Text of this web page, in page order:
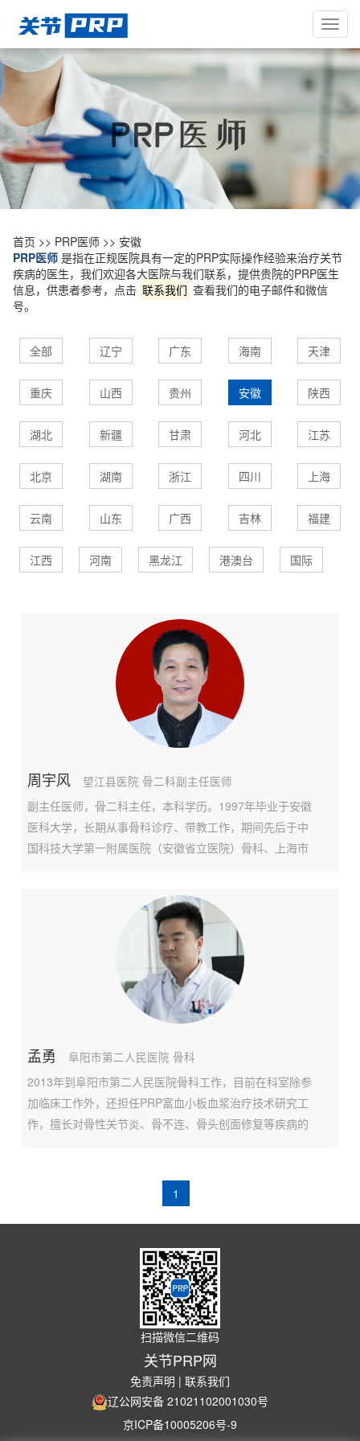
首页 >> PRP医师 >> 安徽
PRP医师 是指在正规医院具有一定的PRP实际操作经验来治疗关节
疾病的医生，我们欢迎各大医院与我们联系，提供贵院的PRP医生
信息，供患者参考，点击 联系我们 查看我们的电子邮件和微信
号。
全部 辽宁 广东 海南 天津
重庆 山西 贵州 安徽 陕西
湖北 新疆 甘肃 河北 江苏
北京 湖南 浙江 四川 上海
云南 山东 广西 吉林 福建
江西 河南 黑龙江 港澳台 国际
周宇风 望江县医院 骨二科副主任医师
副主任医师，骨二科主任，本科学历。1997年毕业于安徽
医科大学，长期从事骨科诊疗、带教工作，期间先后于中
国科技大学第一附属医院（安徽省立医院）骨科、上海市
安徽省儿童医疗协会骨科专业委员。近年来在全国专业期
孟勇 阜阳市第二人民医院 骨科
2013年到阜阳市第二人民医院骨科工作，目前在科室除参
加临床工作外，还担任PRP富血小板血浆治疗技术研究工
作，擅长对骨性关节炎、骨不连、骨头创面修复等疾病的
1
扫描微信二维码
关节PRP网
免责声明 | 联系我们
辽公网安备 21021102001030号
京ICP备10005206号-9